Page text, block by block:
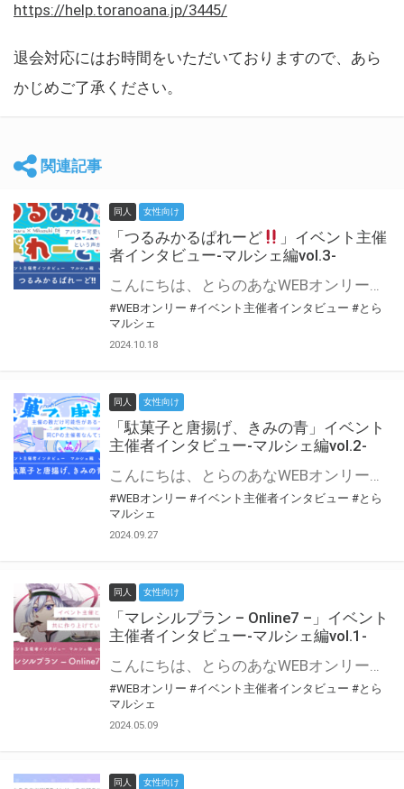
https://help.toranoana.jp/3445/
退会対応にはお時間をいただいておりますので、あら
かじめご了承ください。
関連記事
同人 女性向け
「つるみかるぱれーど
」イベント主催
者インタビュー-マルシェ編vol.3-
こんにちは、とらのあなWEBオンリー運営スタッフです。 新たにお届けする、イベント主催者インタビュー-マルシェ編-は、 とらのあなWEBオンリー「マルシェ」をご利用した主催様に 「マルシェ」を使って開催した感想や心がけをお聞きする企画です。 今回は、WEBオンリー初開催「つるみかるぱれーど
#WEBオンリー #イベント主催者インタビュー #とら
マルシェ
2024.10.18
同人 女性向け
「駄菓子と唐揚げ、きみの青」イベント
主催者インタビュー-マルシェ編vol.2-
こんにちは、とらのあなWEBオンリー運営スタッフです。 新たにお届けする、イベント主催者インタビュー-マルシェ編-は、 とらのあなWEBオンリー「マルシェ」をご利用の主催様に 「マルシェ」を使ってイベントを開催した感想や心がけをお聞きする企画です。 今回は、WEBオンリー初開催「駄菓子と唐揚げ、きみの青」より、 主催のぎこ六屋様にお話を伺いました。 協力：ぎこ六屋様／イベント公式Twitter（@krkgwks） とらのあなWEBオンリー「マルシェ」とは？ WEBオンリーでリアルタイムでコミュニケーションがとれるオンライン会場です。
#WEBオンリー #イベント主催者インタビュー #とら
マルシェ
2024.09.27
同人 女性向け
「マレシルプラン – Online7 –」イベント
主催者インタビュー-マルシェ編vol.1-
こんにちは、とらのあなWEBオンリー運営スタッフです。 新たにお届けする、イベント主催者インタビュー-マルシェ編-は、 とらのあなWEBオンリー「マルシェ」をご利用した主催様に 「マルシェ」を使って開催した感想や心がけをお聞きする企画です。 今回は、WEBオンリー開催7回目迎えた「マレシルプラン – Online7 –」より、 主催の玉川うた様にお話を伺いました。 ▼マレシルプランのインタビュー前回記事 「イベント主催者インタビュー vol.6」はこちら 協力：玉川うた様（マレシルプラン実行委員会 代表）／イベント公式Twitter（@mallesil_plan） とらのあなWEBオンリー「マルシェ」とは？ WEBオンリーでリアルタイムでコミュニケーションがとれるオンライン会場です。
#WEBオンリー #イベント主催者インタビュー #とら
マルシェ
2024.05.09
同人 女性向け